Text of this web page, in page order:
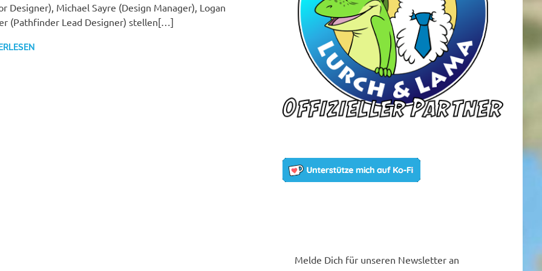
Designer), Michael Sayre (Design Manager), Logan
(Pathfinder Lead Designer) stellen[…]
Melde Dich für unseren Newsletter an